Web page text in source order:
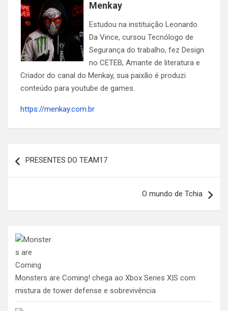
Menkay
Estudou na instituição Leonardo
Da Vince, cursou Tecnólogo de
Segurança do trabalho, fez Design
no CETEB, Amante de literatura e
Criador do canal do Menkay, sua paixão é produzi
conteúdo para youtube de games.
https://menkay.com.br
de
PRESENTES DO TEAM17
O mundo de Tchia
Monsters are Coming! chega ao Xbox Series X|S com
mistura de tower defense e sobrevivência